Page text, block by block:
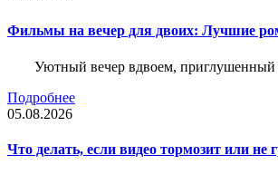
Фильмы на вечер для двоих: Лучшие
Уютный вечер вдвоем, приглушенный
Подробнее
05.08.2026
Что делать, если видео тормозит или не